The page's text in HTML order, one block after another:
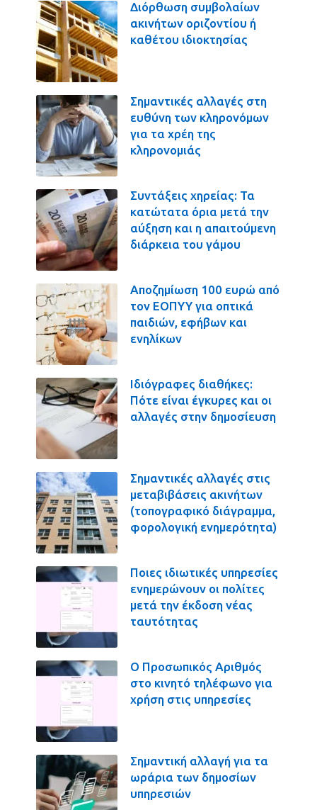
Διόρθωση συμβολαίων
ακινήτων οριζοντίου ή
καθέτου ιδιοκτησίας
Σημαντικές αλλαγές στη
ευθύνη των κληρονόμων
για τα χρέη της
κληρονομιάς
Συντάξεις χηρείας: Τα
κατώτατα όρια μετά την
αύξηση και η απαιτούμενη
διάρκεια του γάμου
Αποζημίωση 100 ευρώ από
τον ΕΟΠΥΥ για οπτικά
παιδιών, εφήβων και
ενηλίκων
Ιδιόγραφες διαθήκες:
Πότε είναι έγκυρες και οι
αλλαγές στην δημοσίευση
Σημαντικές αλλαγές στις
μεταβιβάσεις ακινήτων
(τοπογραφικό διάγραμμα,
φορολογική ενημερότητα)
Ποιες ιδιωτικές υπηρεσίες
ενημερώνουν οι πολίτες
μετά την έκδοση νέας
ταυτότητας
Ο Προσωπικός Αριθμός
στο κινητό τηλέφωνο για
χρήση στις υπηρεσίες
Σημαντική αλλαγή για τα
ωράρια των δημοσίων
υπηρεσιών